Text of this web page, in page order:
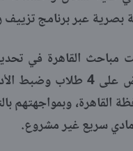
بصرية عبر برنامج تزييف
مباحث القاهرة في
القبض على 4 طلاب
القاهرة، وبمواجهتهم
سريع غير مشروع.